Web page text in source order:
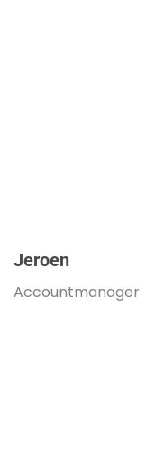
Jeroen
Accountmanager